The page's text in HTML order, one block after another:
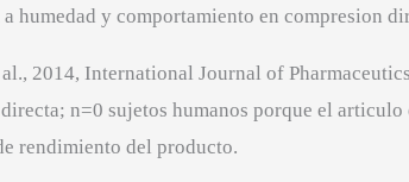
humedad y comportamiento en compresion
2014, International Journal of
n=0 sujetos humanos porque el
rendimiento del producto.